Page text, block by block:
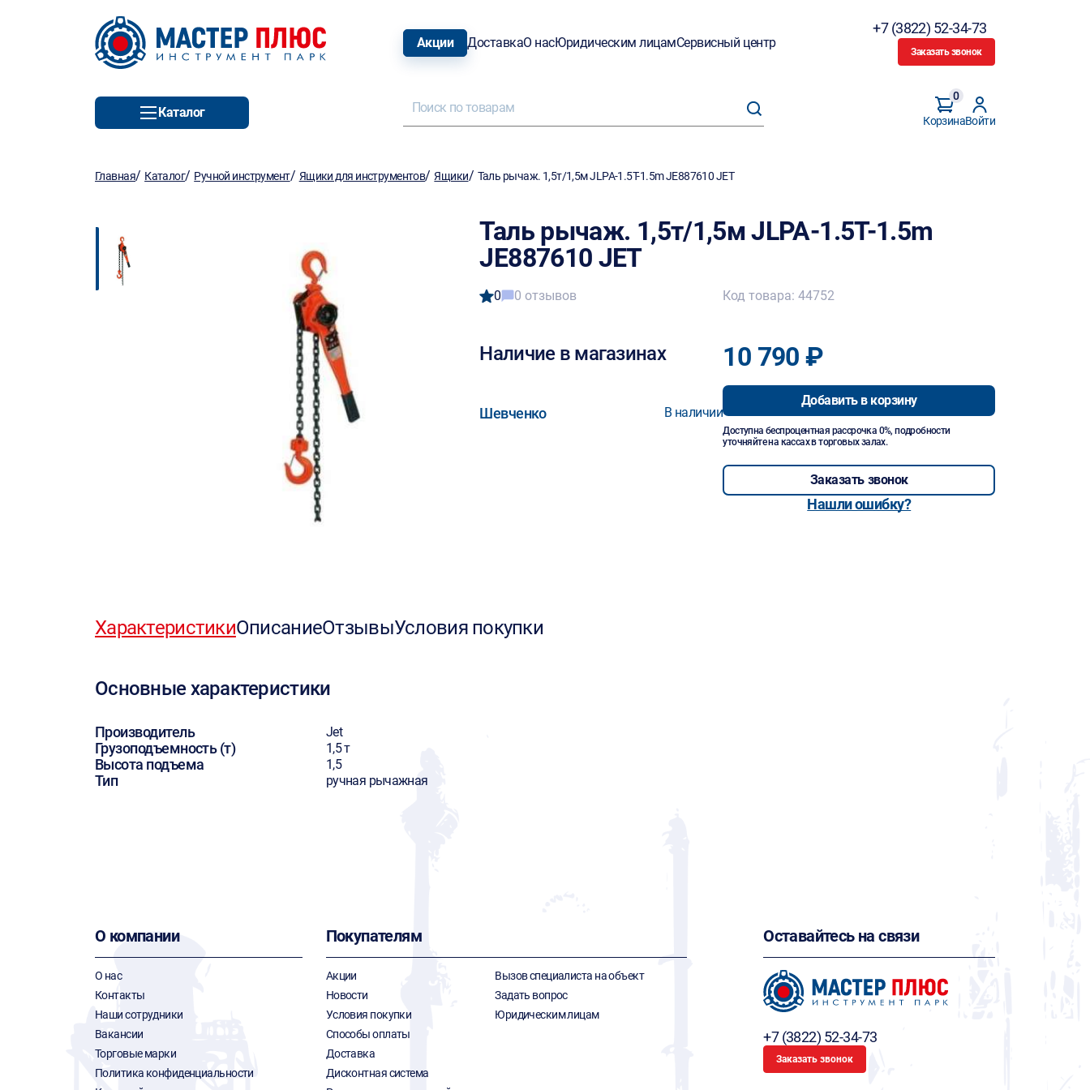
Акции ДоставкаО насЮридическим лицамСервисный центр
+7 (3822) 52-34-73
Заказать звонок
Каталог
Корзина
0
Войти
Главная/ Каталог/ Ручной инструмент/ Ящики для инструментов/Ящики/ Таль рычаж. 1,5т/1,5м JLPA-1.5T-1.5m JE887610 JET
Таль рычаж. 1,5т/1,5м JLPA-1.5T-1.5m
JE887610 JET
0 0 отзывов
Наличие в магазинах
Шевченко В наличии
Код товара: 44752
10 790 ₽
Добавить в корзину
Доступна беспроцентная рассрочка 0%, подробности
уточняйте на кассах в торговых залах.
Заказать звонок
Нашли ошибку?
ХарактеристикиОписаниеОтзывыУсловия покупки
Основные характеристики
Производитель Jet
Грузоподъемность (т) 1,5 т
Высота подъема 1,5
Тип ручная рычажная
О компании
О нас
Контакты
Наши сотрудники
Вакансии
Торговые марки
Политика конфиденциальности
Покупателям
Акции
Новости
Условия покупки
Способы оплаты
Доставка
Дисконтная система
Вызов специалиста на объект
Задать вопрос
Юридическим лицам
Оставайтесь на связи
+7 (3822) 52-34-73
Заказать звонок